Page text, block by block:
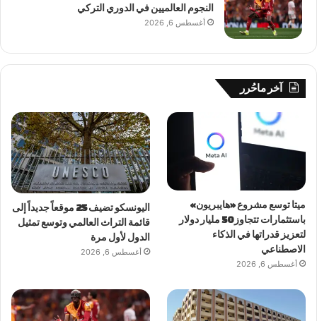
النجوم العالميين في الدوري التركي
أغسطس 6, 2026
آخر ماحُرر
ميتا توسع مشروع «هايبريون»
باستثمارات تتجاوز 50 مليار دولار
لتعزيز قدراتها في الذكاء
الاصطناعي
أغسطس 6, 2026
اليونسكو تضيف 25 موقعاً جديداً إلى
قائمة التراث العالمي وتوسع تمثيل
الدول لأول مرة
أغسطس 6, 2026